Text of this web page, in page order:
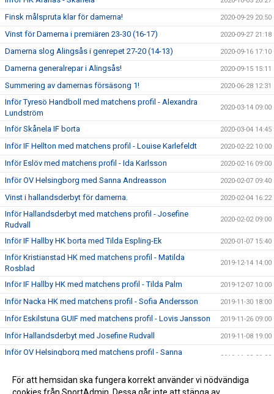
Finsk målspruta klar för damerna! 2020-09-29 20:50
Vinst för Damerna i premiären 23-30 (16-17) 2020-09-27 21:18
Damerna slog Alingsås i genrepet 27-20 (14-13) 2020-09-16 17:10
Damerna generalrepar i Alingsås! 2020-09-15 15:11
Summering av damernas försäsong 1! 2020-06-28 12:31
Inför Tyresö Handboll med matchens profil - Alexandra
Lundström
2020-03-14 09:00
Inför Skånela IF borta 2020-03-04 14:45
Inför IF Hellton med matchens profil - Louise Karlefeldt 2020-02-22 10:00
Inför Eslöv med matchens profil - Ida Karlsson 2020-02-16 09:00
Inför OV Helsingborg med Sanna Andreasson 2020-02-07 09:40
Vinst i hallandsderbyt för damerna. 2020-02-04 16:22
Inför Hallandsderbyt med matchens profil - Josefine
Rudvall
2020-02-02 09:00
Inför IF Hallby HK borta med Tilda Espling-Ek 2020-01-07 15:40
Inför Kristianstad HK med matchens profil - Matilda
Rosblad
2019-12-14 14:00
Inför IF Hallby HK med matchens profil - Tilda Palm 2019-12-07 10:00
Inför Nacka HK med matchens profil - Sofia Andersson 2019-11-30 18:00
Inför Eskilstuna GUIF med matchens profil - Lovis Jansson 2019-11-26 09:00
Inför Hallandsderbyt med Josefine Rudvall 2019-11-08 19:00
Inför OV Helsingborg med matchens profil - Sanna
2019-11-03 09:00
Högersexan Emelie Batista klar för HK Aranäs 2019-10-23 10:40
För att hemsidan ska fungera korrekt använder vi nödvändiga